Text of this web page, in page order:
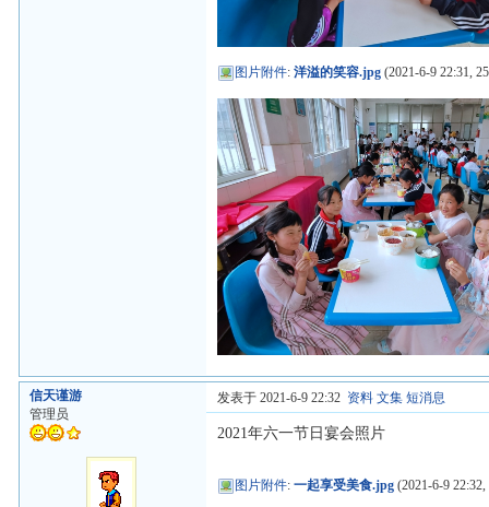
图片附件:洋溢的笑容.jpg (2021-6-9 22:31,
信天谨游
管理员
发表于 2021-6-9 22:32 资料 文集 短消息
2021年六一节日宴会照片
图片附件:一起享受美食.jpg (2021-6-9